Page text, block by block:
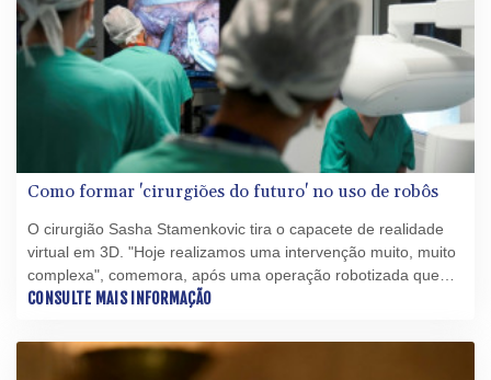
Como formar 'cirurgiões do futuro' no uso de robôs
O cirurgião Sasha Stamenkovic tira o capacete de realidade
virtual em 3D. "Hoje realizamos uma intervenção muito, muito
complexa", comemora, após uma operação robotizada que
permitiu retirar um tumor do pulmão de um paciente.
CONSULTE MAIS INFORMAÇÃO